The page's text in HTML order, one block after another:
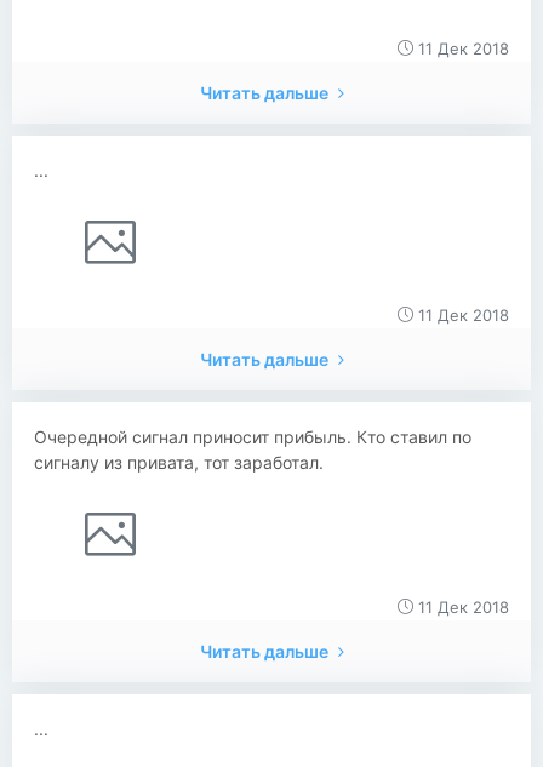
11 Дек 2018
Читать дальше
...
11 Дек 2018
Читать дальше
Очередной сигнал приносит прибыль. Кто ставил по
сигналу из привата, тот заработал.
11 Дек 2018
Читать дальше
...